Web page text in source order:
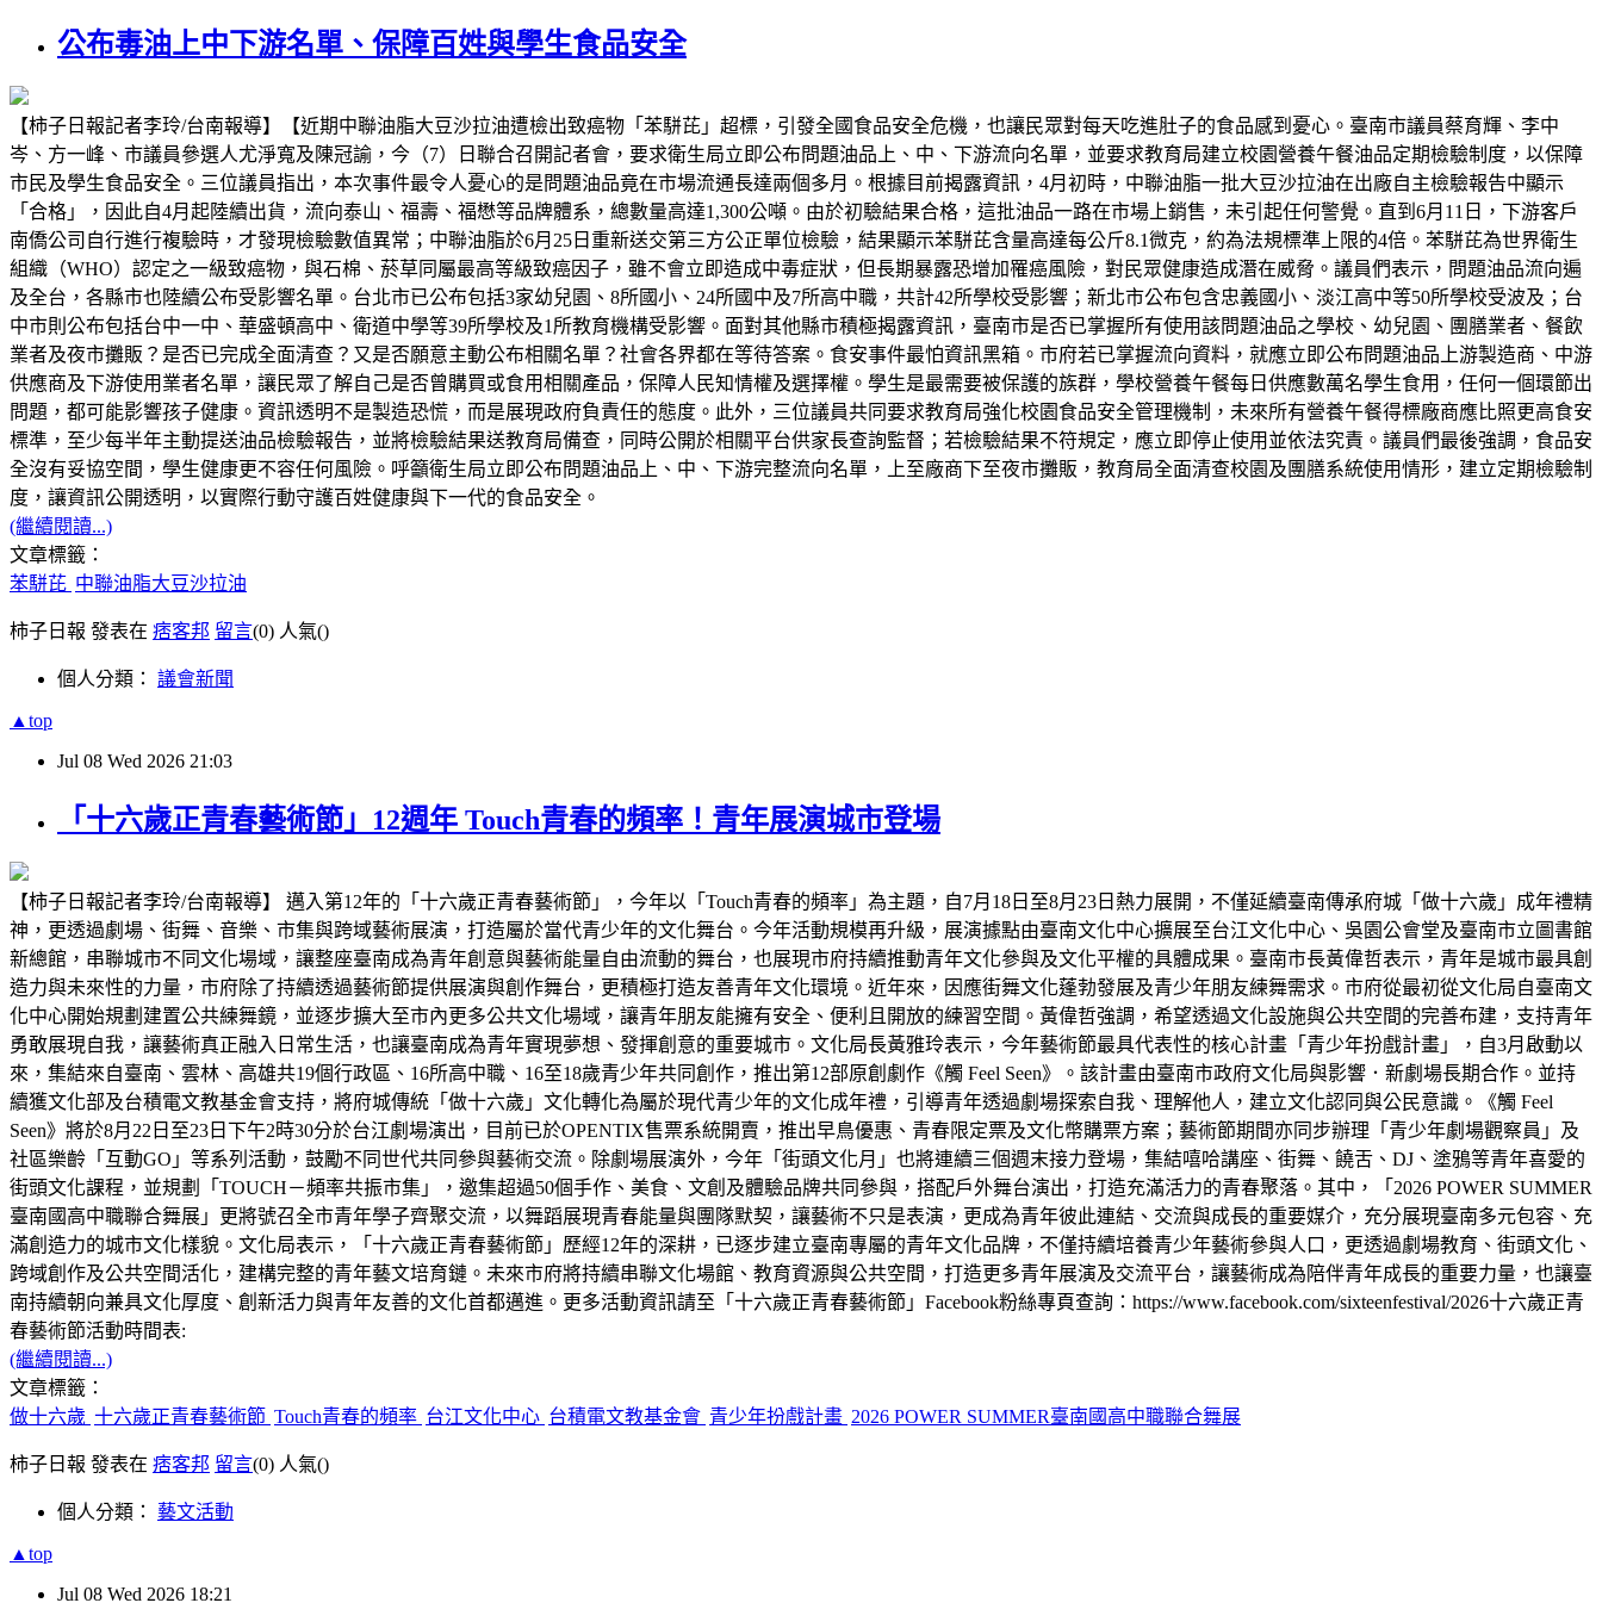
公布毒油上中下游名單、保障百姓與學生食品安全
【柿子日報記者李玲/台南報導】【近期中聯油脂大豆沙拉油遭檢出致癌物「苯駢芘」超標，引發全國食品安全危機，也讓民眾對每天吃進肚子的食品感到憂心。臺南市議員蔡育輝、李中
岑、方一峰、市議員參選人尤淨寬及陳冠諭，今（7）日聯合召開記者會，要求衛生局立即公布問題油品上、中、下游流向名單，並要求教育局建立校園營養午餐油品定期檢驗制度，以保障
市民及學生食品安全。三位議員指出，本次事件最令人憂心的是問題油品竟在市場流通長達兩個多月。根據目前揭露資訊，4月初時，中聯油脂一批大豆沙拉油在出廠自主檢驗報告中顯示
「合格」，因此自4月起陸續出貨，流向泰山、福壽、福懋等品牌體系，總數量高達1,300公噸。由於初驗結果合格，這批油品一路在市場上銷售，未引起任何警覺。直到6月11日，下游客戶
南僑公司自行進行複驗時，才發現檢驗數值異常；中聯油脂於6月25日重新送交第三方公正單位檢驗，結果顯示苯駢芘含量高達每公斤8.1微克，約為法規標準上限的4倍。苯駢芘為世界衛生
組織（WHO）認定之一級致癌物，與石棉、菸草同屬最高等級致癌因子，雖不會立即造成中毒症狀，但長期暴露恐增加罹癌風險，對民眾健康造成潛在威脅。議員們表示，問題油品流向遍
及全台，各縣市也陸續公布受影響名單。台北市已公布包括3家幼兒園、8所國小、24所國中及7所高中職，共計42所學校受影響；新北市公布包含忠義國小、淡江高中等50所學校受波及；台
中市則公布包括台中一中、華盛頓高中、衛道中學等39所學校及1所教育機構受影響。面對其他縣市積極揭露資訊，臺南市是否已掌握所有使用該問題油品之學校、幼兒園、團膳業者、餐飲
業者及夜市攤販？是否已完成全面清查？又是否願意主動公布相關名單？社會各界都在等待答案。食安事件最怕資訊黑箱。市府若已掌握流向資料，就應立即公布問題油品上游製造商、中游
供應商及下游使用業者名單，讓民眾了解自己是否曾購買或食用相關產品，保障人民知情權及選擇權。學生是最需要被保護的族群，學校營養午餐每日供應數萬名學生食用，任何一個環節出
問題，都可能影響孩子健康。資訊透明不是製造恐慌，而是展現政府負責任的態度。此外，三位議員共同要求教育局強化校園食品安全管理機制，未來所有營養午餐得標廠商應比照更高食安
標準，至少每半年主動提送油品檢驗報告，並將檢驗結果送教育局備查，同時公開於相關平台供家長查詢監督；若檢驗結果不符規定，應立即停止使用並依法究責。議員們最後強調，食品安
全沒有妥協空間，學生健康更不容任何風險。呼籲衛生局立即公布問題油品上、中、下游完整流向名單，上至廠商下至夜市攤販，教育局全面清查校園及團膳系統使用情形，建立定期檢驗制
度，讓資訊公開透明，以實際行動守護百姓健康與下一代的食品安全。
(繼續閱讀...)
文章標籤：
苯駢芘 中聯油脂大豆沙拉油
柿子日報 發表在 痞客邦 留言(0) 人氣()
個人分類： 議會新聞
▲top
Jul 08 Wed 2026 21:03
「十六歲正青春藝術節」12週年 Touch青春的頻率！青年展演城市登場
【柿子日報記者李玲/台南報導】 邁入第12年的「十六歲正青春藝術節」，今年以「Touch青春的頻率」為主題，自7月18日至8月23日熱力展開，不僅延續臺南傳承府城「做十六歲」成年禮精
神，更透過劇場、街舞、音樂、市集與跨域藝術展演，打造屬於當代青少年的文化舞台。今年活動規模再升級，展演據點由臺南文化中心擴展至台江文化中心、吳園公會堂及臺南市立圖書館
新總館，串聯城市不同文化場域，讓整座臺南成為青年創意與藝術能量自由流動的舞台，也展現市府持續推動青年文化參與及文化平權的具體成果。臺南市長黃偉哲表示，青年是城市最具創
造力與未來性的力量，市府除了持續透過藝術節提供展演與創作舞台，更積極打造友善青年文化環境。近年來，因應街舞文化蓬勃發展及青少年朋友練舞需求。市府從最初從文化局自臺南文
化中心開始規劃建置公共練舞鏡，並逐步擴大至市內更多公共文化場域，讓青年朋友能擁有安全、便利且開放的練習空間。黃偉哲強調，希望透過文化設施與公共空間的完善布建，支持青年
勇敢展現自我，讓藝術真正融入日常生活，也讓臺南成為青年實現夢想、發揮創意的重要城市。文化局長黃雅玲表示，今年藝術節最具代表性的核心計畫「青少年扮戲計畫」，自3月啟動以
來，集結來自臺南、雲林、高雄共19個行政區、16所高中職、16至18歲青少年共同創作，推出第12部原創劇作《觸 Feel Seen》。該計畫由臺南市政府文化局與影響．新劇場長期合作。並持
續獲文化部及台積電文教基金會支持，將府城傳統「做十六歲」文化轉化為屬於現代青少年的文化成年禮，引導青年透過劇場探索自我、理解他人，建立文化認同與公民意識。《觸 Feel
Seen》將於8月22日至23日下午2時30分於台江劇場演出，目前已於OPENTIX售票系統開賣，推出早鳥優惠、青春限定票及文化幣購票方案；藝術節期間亦同步辦理「青少年劇場觀察員」及
社區樂齡「互動GO」等系列活動，鼓勵不同世代共同參與藝術交流。除劇場展演外，今年「街頭文化月」也將連續三個週末接力登場，集結嘻哈講座、街舞、饒舌、DJ、塗鴉等青年喜愛的
街頭文化課程，並規劃「TOUCH－頻率共振市集」，邀集超過50個手作、美食、文創及體驗品牌共同參與，搭配戶外舞台演出，打造充滿活力的青春聚落。其中，「2026 POWER SUMMER
臺南國高中職聯合舞展」更將號召全市青年學子齊聚交流，以舞蹈展現青春能量與團隊默契，讓藝術不只是表演，更成為青年彼此連結、交流與成長的重要媒介，充分展現臺南多元包容、充
滿創造力的城市文化樣貌。文化局表示，「十六歲正青春藝術節」歷經12年的深耕，已逐步建立臺南專屬的青年文化品牌，不僅持續培養青少年藝術參與人口，更透過劇場教育、街頭文化、
跨域創作及公共空間活化，建構完整的青年藝文培育鏈。未來市府將持續串聯文化場館、教育資源與公共空間，打造更多青年展演及交流平台，讓藝術成為陪伴青年成長的重要力量，也讓臺
南持續朝向兼具文化厚度、創新活力與青年友善的文化首都邁進。更多活動資訊請至「十六歲正青春藝術節」Facebook粉絲專頁查詢：https://www.facebook.com/sixteenfestival/2026十六歲正青
春藝術節活動時間表:
(繼續閱讀...)
文章標籤：
做十六歲 十六歲正青春藝術節 Touch青春的頻率 台江文化中心 台積電文教基金會 青少年扮戲計畫 2026 POWER SUMMER臺南國高中職聯合舞展
柿子日報 發表在 痞客邦 留言(0) 人氣()
個人分類： 藝文活動
▲top
Jul 08 Wed 2026 18:21